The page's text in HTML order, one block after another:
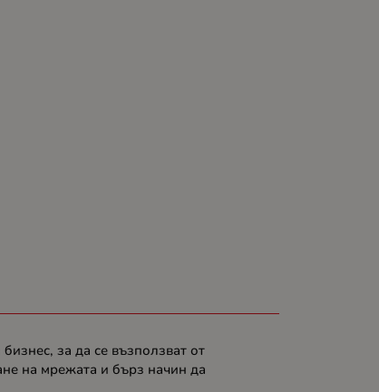
за да се възползват от
на мрежата и бърз начин да